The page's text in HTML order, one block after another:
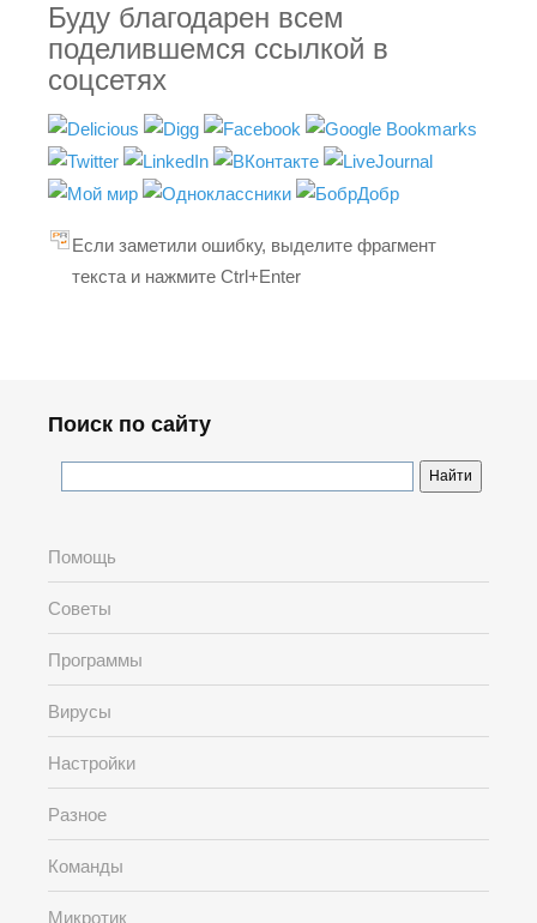
Буду благодарен всем
поделившемся ссылкой в
соцсетях
Если заметили ошибку, выделите фрагмент
текста и нажмите Ctrl+Enter
Поиск по сайту
Помощь
Советы
Программы
Вирусы
Настройки
Разное
Команды
Микротик